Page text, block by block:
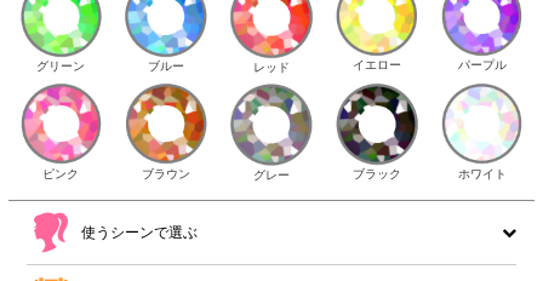
グリーン ブルー レッド イエロー パープル
ピンク ブラウン グレー ブラック ホワイト
使うシーンで選ぶ